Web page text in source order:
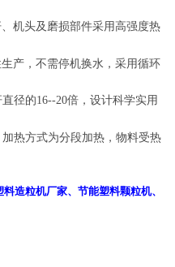
机头及磨损部件采用高强度热
产，不需停机换水 ， 采用循环
径的16--20倍，设计科学实用
热方式为分段加热，物料受热
造粒机厂家、节能塑料颗粒机、